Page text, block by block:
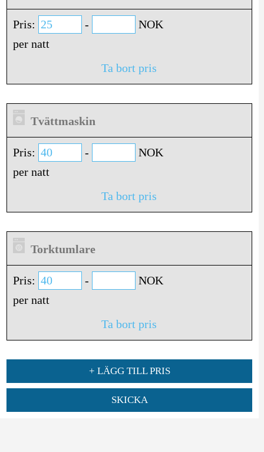
Pris: -
NOK
per natt
Ta bort pris
Tvättmaskin
Pris: -
NOK
per natt
Ta bort pris
Torktumlare
Pris: -
NOK
per natt
Ta bort pris
+ LÄGG TILL PRIS
SKICKA